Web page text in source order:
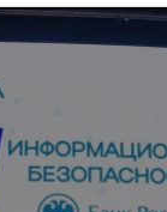
в
сфере"
на подготовку